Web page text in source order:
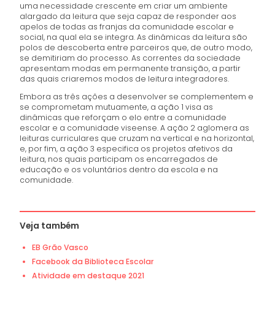
uma necessidade crescente em criar um ambiente
alargado da leitura que seja capaz de responder aos
apelos de todas as franjas da comunidade escolar e
social, na qual ela se integra. As dinâmicas da leitura são
polos de descoberta entre parceiros que, de outro modo,
se demitiriam do processo. As correntes da sociedade
apresentam modas em permanente transição, a partir
das quais criaremos modos de leitura integradores.
Embora as três ações a desenvolver se complementem e
se comprometam mutuamente, a ação 1 visa as
dinâmicas que reforçam o elo entre a comunidade
escolar e a comunidade viseense. A ação 2 aglomera as
leituras curriculares que cruzam na vertical e na horizontal,
e, por fim, a ação 3 especifica os projetos afetivos da
leitura, nos quais participam os encarregados de
educação e os voluntários dentro da escola e na
comunidade.
Veja também
EB Grão Vasco
Facebook da Biblioteca Escolar
Atividade em destaque 2021